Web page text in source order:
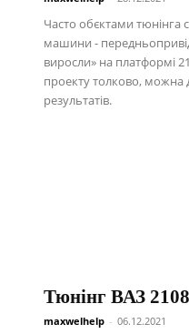
Часто обєктами тюнінга
машини -
виросли» на платформі
проекту толково, можна
результатів.
Тюнінг ВАЗ 2108
maxwelhelp - 06.12.2021